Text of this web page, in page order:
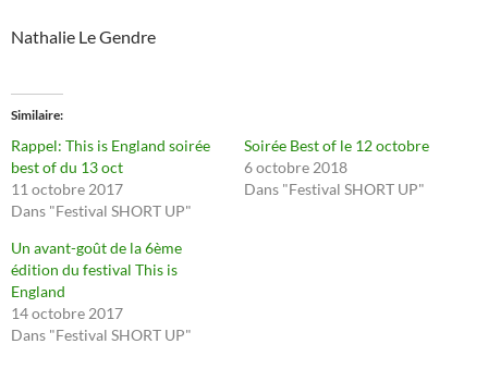
Nathalie Le Gendre
Similaire
Rappel: This is England soirée
best of du 13 oct
11 octobre 2017
Dans "Festival SHORT UP"
Soirée Best of le 12 octobre
6 octobre 2018
Dans "Festival SHORT UP"
Un avant-goût de la 6ème
édition du festival This is
England
14 octobre 2017
Dans "Festival SHORT UP"